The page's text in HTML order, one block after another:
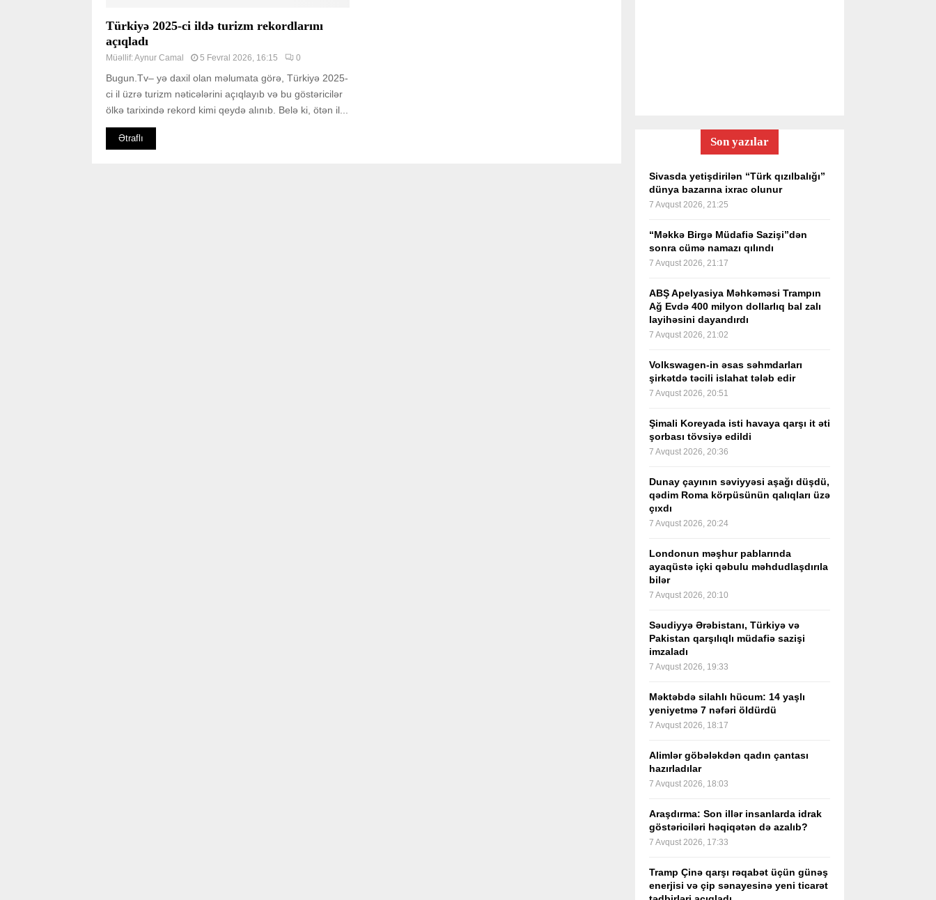
Türkiyə 2025-ci ildə turizm rekordlarını
açıqladı
Müəllif:Aynur Camal 5 Fevral 2026, 16:15 0
Bugun.Tv– yə daxil olan məlumata görə, Türkiyə 2025-
ci il üzrə turizm nəticələrini açıqlayıb və bu göstəricilər
ölkə tarixində rekord kimi qeydə alınıb. Belə ki, ötən il...
Ətraflı Son yazılar
Sivasda yetişdirilən “Türk qızılbalığı”
dünya bazarına ixrac olunur
7 Avqust 2026, 21:25
“Məkkə Birgə Müdafiə Sazişi”dən
sonra cümə namazı qılındı
7 Avqust 2026, 21:17
ABŞ Apelyasiya Məhkəməsi Trampın
Ağ Evdə 400 milyon dollarlıq bal zalı
layihəsini dayandırdı
7 Avqust 2026, 21:02
Volkswagen-in əsas səhmdarları
şirkətdə təcili islahat tələb edir
7 Avqust 2026, 20:51
Şimali Koreyada isti havaya qarşı it əti
şorbası tövsiyə edildi
7 Avqust 2026, 20:36
Dunay çayının səviyyəsi aşağı düşdü,
qədim Roma körpüsünün qalıqları üzə
çıxdı
7 Avqust 2026, 20:24
Londonun məşhur pablarında
ayaqüstə içki qəbulu məhdudlaşdırıla
bilər
7 Avqust 2026, 20:10
Səudiyyə Ərəbistanı, Türkiyə və
Pakistan qarşılıqlı müdafiə sazişi
imzaladı
7 Avqust 2026, 19:33
Məktəbdə silahlı hücum: 14 yaşlı
yeniyetmə 7 nəfəri öldürdü
7 Avqust 2026, 18:17
Alimlər göbələkdən qadın çantası
hazırladılar
7 Avqust 2026, 18:03
Araşdırma: Son illər insanlarda idrak
göstəriciləri həqiqətən də azalıb?
7 Avqust 2026, 17:33
Tramp Çinə qarşı rəqabət üçün günəş
enerjisi və çip sənayesinə yeni ticarət